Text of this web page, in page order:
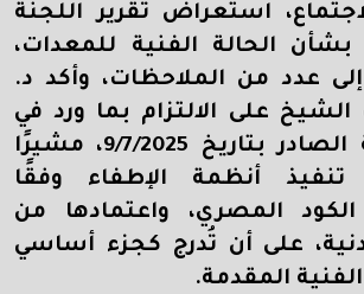
استعراض تقرير اللجنة
بشأن الحالة الفنية للمعدات،
عدد من الملاحظات، وأكد د.
على الالتزام بما ورد في
تقرير اللجنة الصادر بتاريخ 9/7/2025، مشيرًا
تنفيذ أنظمة الإطفاء وفقًا
المصري، واعتمادها من
على أن تُدرج كجزء أساسي
المقدمة.